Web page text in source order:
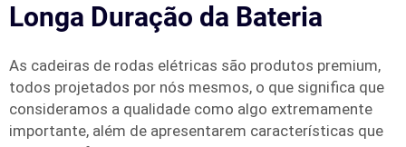
Longa Duração da Bateria
As cadeiras de rodas elétricas são produtos premium,
todos projetados por nós mesmos, o que significa que
consideramos a qualidade como algo extremamente
importante, além de apresentarem características que